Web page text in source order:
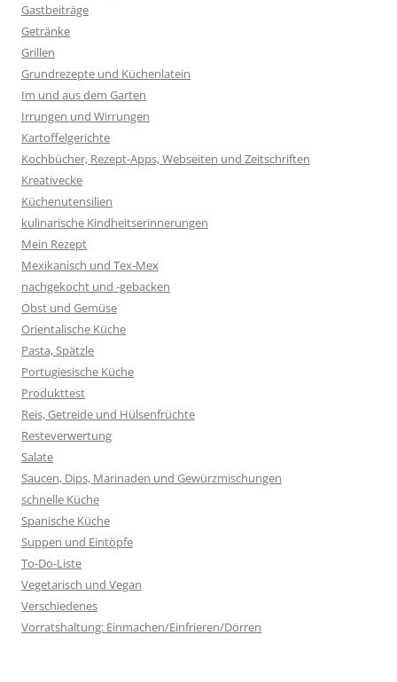
Gastbeiträge
Getränke
Grillen
Grundrezepte und Küchenlatein
Im und aus dem Garten
Irrungen und Wirrungen
Kartoffelgerichte
Kochbücher, Rezept-Apps, Webseiten und Zeitschriften
Kreativecke
Küchenutensilien
kulinarische Kindheitserinnerungen
Mein Rezept
Mexikanisch und Tex-Mex
nachgekocht und -gebacken
Obst und Gemüse
Orientalische Küche
Pasta, Spätzle
Portugiesische Küche
Produkttest
Reis, Getreide und Hülsenfrüchte
Resteverwertung
Salate
Saucen, Dips, Marinaden und Gewürzmischungen
schnelle Küche
Spanische Küche
Suppen und Eintöpfe
To-Do-Liste
Vegetarisch und Vegan
Verschiedenes
Vorratshaltung: Einmachen/Einfrieren/Dörren